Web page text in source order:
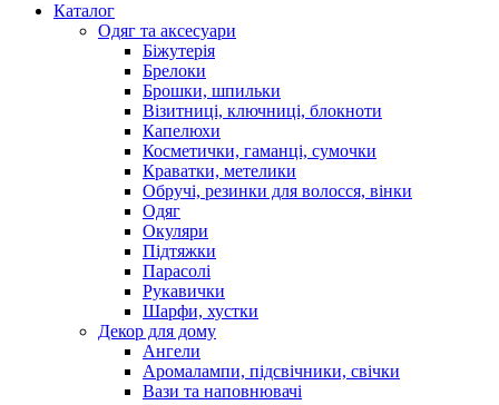
Каталог
Oдяг та аксесуари
Біжутерія
Брелоки
Брошки, шпильки
Візитниці, ключниці, блокноти
Капелюхи
Косметички, гаманці, сумочки
Краватки, метелики
Обручі, резинки для волосся, вінки
Одяг
Окуляри
Підтяжки
Парасолі
Рукавички
Шарфи, хустки
Декор для дому
Ангели
Аромалампи, підсвічники, свічки
Вази та наповнювачі